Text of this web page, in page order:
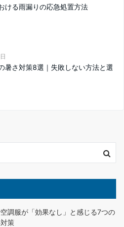
ける雨漏りの応急処置方法
暑さ対策8選｜失敗しない方法と選
調服が「効果なし」と感じる7つの
策